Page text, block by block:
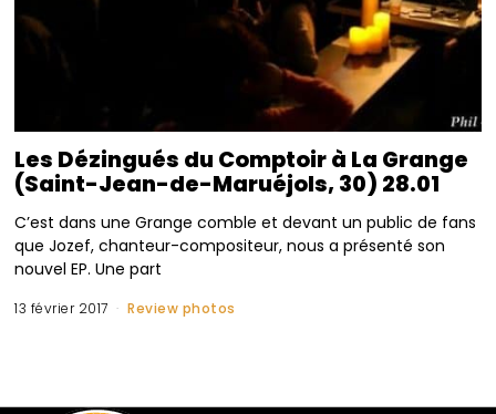
Les Dézingués du Comptoir à La Grange
(Saint-Jean-de-Maruéjols, 30) 28.01
C’est dans une Grange comble et devant un public de fans
que Jozef, chanteur-compositeur, nous a présenté son
nouvel EP. Une part
13 février 2017 Review photos